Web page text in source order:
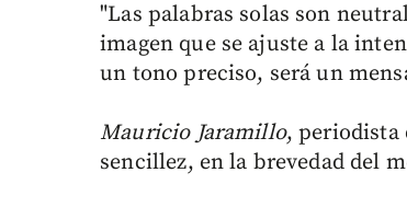
"Las palabras solas son
imagen que se ajuste a la
un tono preciso, será un
Mauricio Jaramillo, periodista
sencillez, en la brevedad del